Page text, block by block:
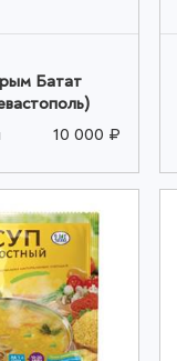
Батат
10 000 ₽